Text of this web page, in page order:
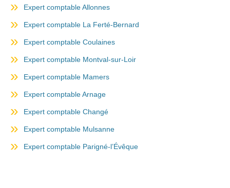
Expert comptable Allonnes
Expert comptable La Ferté-Bernard
Expert comptable Coulaines
Expert comptable Montval-sur-Loir
Expert comptable Mamers
Expert comptable Arnage
Expert comptable Changé
Expert comptable Mulsanne
Expert comptable Parigné-l’Évêque